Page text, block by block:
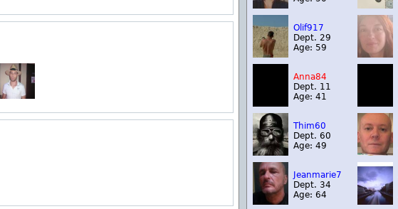
Olif917
Dept. 29
Age: 59
Anna84
Dept. 11
Age: 41
Thim60
Dept. 60
Age: 49
Jeanmarie7
Dept. 34
Age: 64